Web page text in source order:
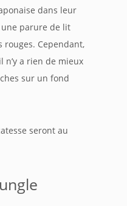
dans leur
parure de lit
Cependant,
a rien de mieux
sur un fond
seront au